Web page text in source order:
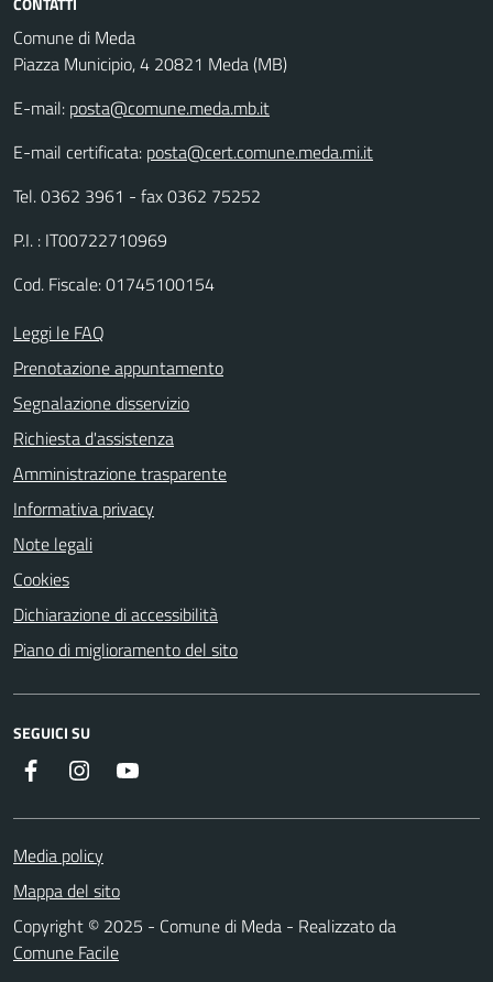
Comune di Meda
Piazza Municipio, 4 20821 Meda (MB)
E-mail: posta@comune.meda.mb.it
E-mail certificata: posta@cert.comune.meda.mi.it
Tel. 0362 3961 - fax 0362 75252
P.I. : IT00722710969
Cod. Fiscale: 01745100154
Leggi le FAQ
Prenotazione appuntamento
Segnalazione disservizio
Richiesta d'assistenza
Amministrazione trasparente
Informativa privacy
Note legali
Cookies
Dichiarazione di accessibilità
Piano di miglioramento del sito
SEGUICI SU
InstagramYouTube
Media policy
Mappa del sito
Copyright © 2025 - Comune di Meda - Realizzato da
Comune Facile